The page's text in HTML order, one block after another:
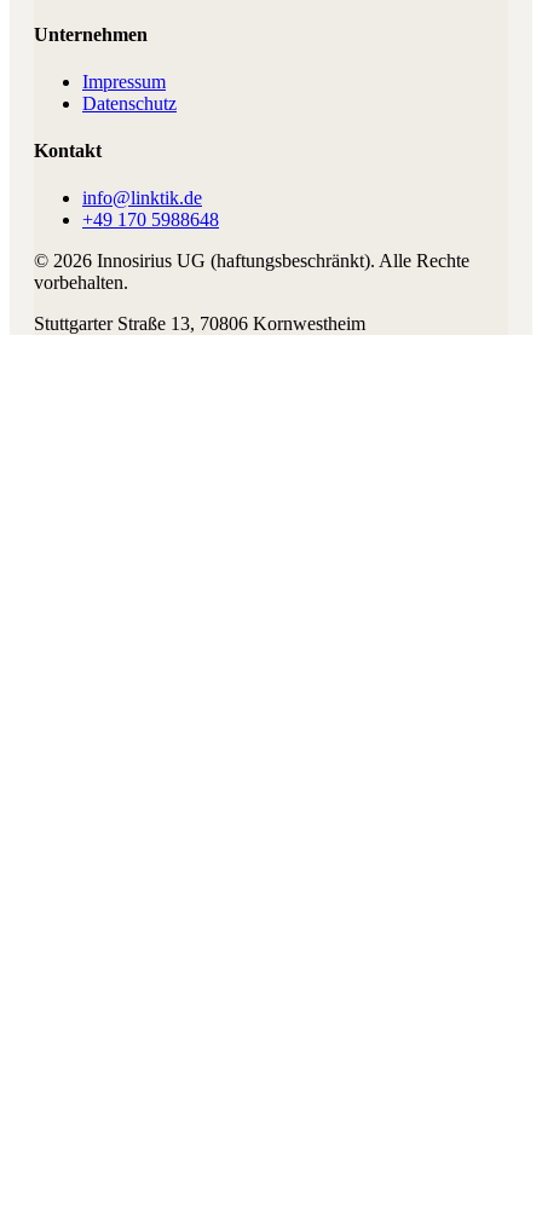
Unternehmen
Impressum
Datenschutz
Kontakt
info@linktik.de
+49 170 5988648
© 2026 Innosirius UG (haftungsbeschränkt). Alle Rechte
vorbehalten.
Stuttgarter Straße 13, 70806 Kornwestheim